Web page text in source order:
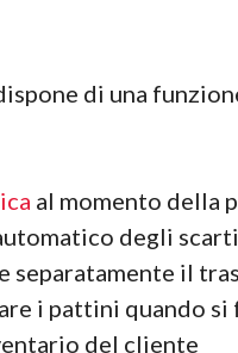
di una
al momento della
degli
separatamente il
i pattini quando
del cliente